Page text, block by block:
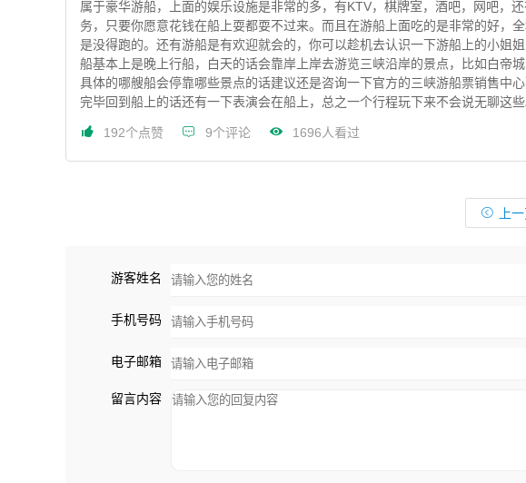
属于豪华游船，上面的娱乐设施是非常的多，有KTV，棋牌室，酒吧，网吧，
务，只要你愿意花钱在船上耍都耍不过来。而且在游船上面吃的是非常的好，
是没得跑的。还有游船是有欢迎就会的，你可以趁机去认识一下游船上的小姐
船基本上是晚上行船，白天的话会靠岸上岸去游览三峡沿岸的景点，比如白帝
具体的哪艘船会停靠哪些景点的话建议还是咨询一下官方的三峡游船票销售中
完毕回到船上的话还有一下表演会在船上，总之一个行程玩下来不会说无聊这些
 192个点赞  9个评论  1696人看过
 上
游客姓名
手机号码
电子邮箱
留言内容